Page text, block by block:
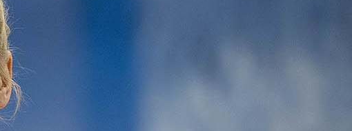
Suomen 16-
vuotiaat pojat
voittivat